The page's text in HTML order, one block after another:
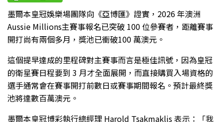
墨爾本皇冠娛樂場團隊向《亞博匯》證實，2026 年澳洲
Aussie Millions主賽事報名已突破 100 位參賽者，距離賽事
開打尚有兩個多月，獎池已衝破100 萬澳元。
這個提早達成的里程碑對主賽事而言是極佳訊號，因為皇冠
的衛星賽日程要到 3 月才全面展開，而直接購買入場資格的
選手通常會在賽事開打前數日或賽事期間報名。預計最終獎
池將達數百萬澳元。
墨爾本皇冠博彩執行總經理 Harold Tsakmaklis 表示：「我